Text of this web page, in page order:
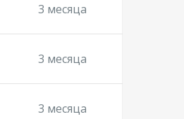
3 месяца
3 месяца
3 месяца